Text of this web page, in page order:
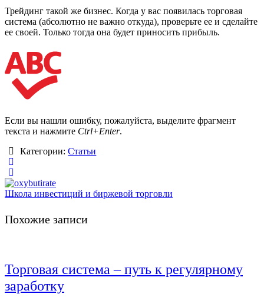
Трейдинг такой же бизнес. Когда у вас появилась торговая
система (абсолютно не важно откуда), проверьте ее и сделайте
ее своей. Только тогда она будет приносить прибыль.
Если вы нашли ошибку, пожалуйста, выделите фрагмент
текста и нажмите Ctrl+Enter.
Категории:Статьи
Школа инвестиций и биржевой торговли
Похожие записи
Торговая система – путь к регулярному
заработку